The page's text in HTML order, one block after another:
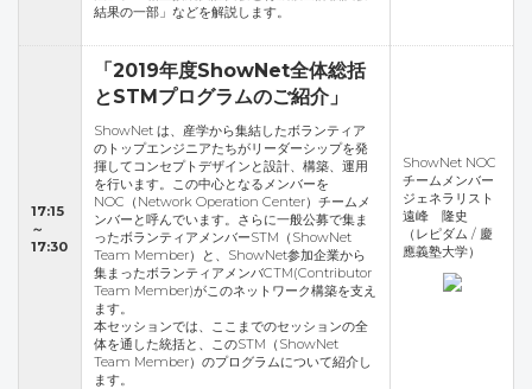
結果の一部」などを解説します。
17:15
～
17:30
「2019年度ShowNet全体総括
とSTMプログラムのご紹介」
ShowNet は、産学から集結したボランティア
のトップエンジニアたちがリーダーシップを発
揮してコンセプトデザインと設計、構築、運用
を行います。この中心となるメンバーを
NOC（Network Operation Center）チームメ
ンバーと呼んでいます。さらに一般公募で集ま
ったボランティアメンバーSTM（ShowNet
Team Member）と、ShowNet参加企業から
集まったボランティアメンバCTM(Contributor
Team Member)がこのネットワーク構築を支え
ます。
本セッションでは、ここまでのセッションの全
体を通した統括と、このSTM（ShowNet
Team Member）のプログラムについて紹介し
ます。
ShowNet NOC
チームメンバー
ジェネラリスト
遠峰 隆史
（レピダム / 慶
應義塾大学）